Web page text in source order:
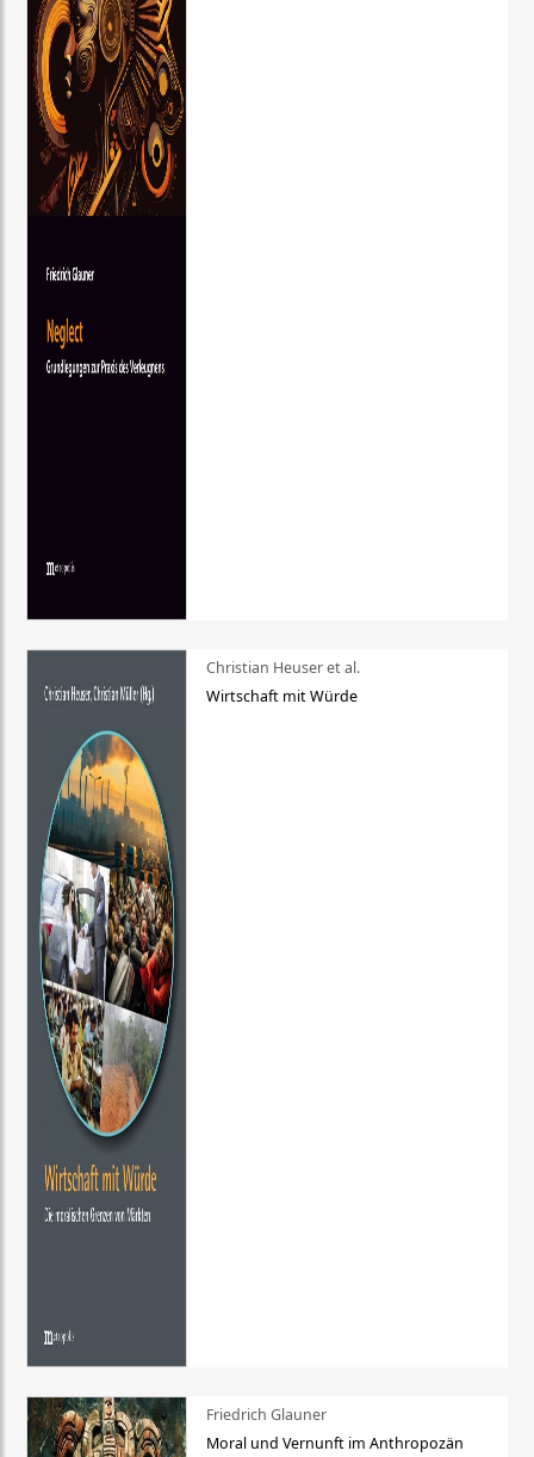
Christian Heuser et al.
Wirtschaft mit Würde
Friedrich Glauner
Moral und Vernunft im Anthropozän